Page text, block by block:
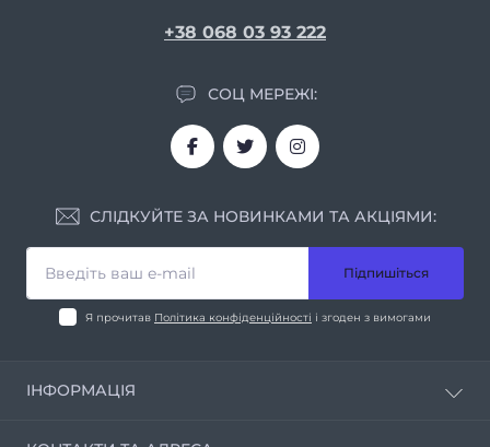
+38 068 03 93 222
СОЦ МЕРЕЖІ:
СЛІДКУЙТЕ ЗА НОВИНКАМИ ТА АКЦІЯМИ:
Підпишіться
Я прочитав Політика конфіденційності і згоден з вимогами
ІНФОРМАЦІЯ